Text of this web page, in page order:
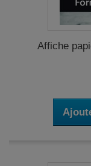
Affiche